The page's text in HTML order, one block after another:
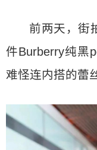
前两天，街
件Burberry纯黑
难怪连内搭的蕾